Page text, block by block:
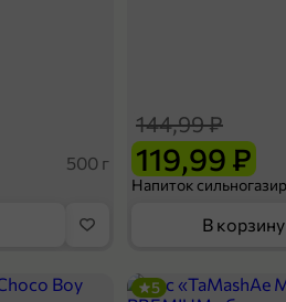
500 г 119,99 ₽
144,99 ₽
В корзину
5